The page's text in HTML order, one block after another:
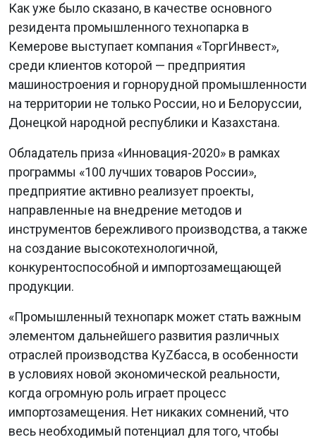
Как уже было сказано, в качестве основного
резидента промышленного технопарка в
Кемерове выступает компания «ТоргИнвест»,
среди клиентов которой — предприятия
машиностроения и горнорудной промышленности
на территории не только России, но и Белоруссии,
Донецкой народной республики и Казахстана.
Обладатель приза «Инновация-2020» в рамках
программы «100 лучших товаров России»,
предприятие активно реализует проекты,
направленные на внедрение методов и
инструментов бережливого производства, а также
на создание высокотехнологичной,
конкурентоспособной и импортозамещающей
продукции.
«Промышленный технопарк может стать важным
элементом дальнейшего развития различных
отраслей производства КуZбасса, в особенности
в условиях новой экономической реальности,
когда огромную роль играет процесс
импортозамещения. Нет никаких сомнений, что
весь необходимый потенциал для того, чтобы